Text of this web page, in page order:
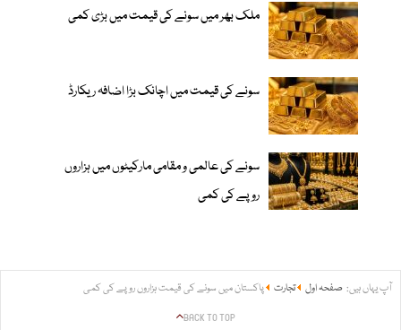
ملک بھر میں سونے کی قیمت میں بڑی کمی
سونے کی قیمت میں اچانک بڑا اضافہ ریکارڈ
سونے کی عالمی و مقامی مارکیٹوں میں ہزاروں
روپے کی کمی
آپ یہاں ہیں: صفحہ اول تجارت پاکستان میں سونے کی قیمت ہزاروں روپے کی کمی
BACK TO TOP